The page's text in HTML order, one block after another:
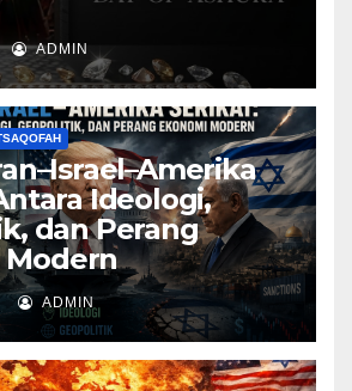
ADMIN
Ideologi,
dan Perang
Modern
ADMIN